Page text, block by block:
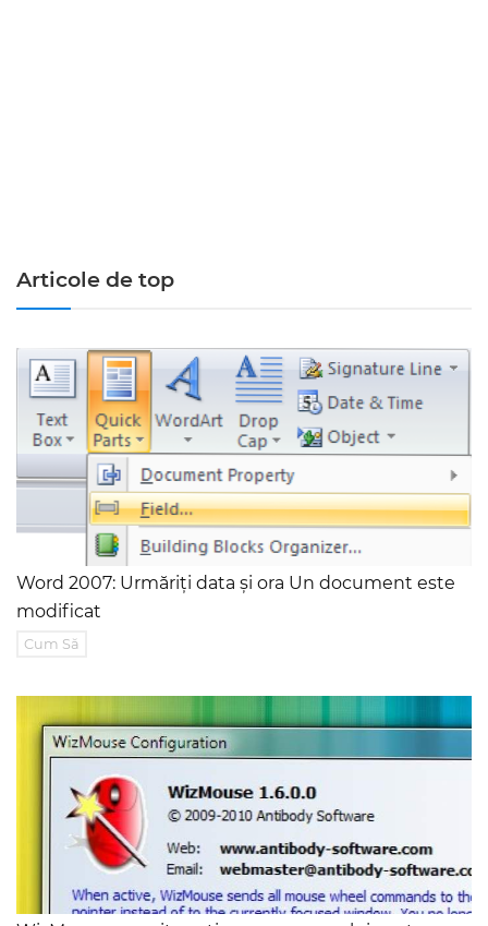
Articole de top
Word 2007: Urmăriți data și ora Un document este
modificat
Cum Să